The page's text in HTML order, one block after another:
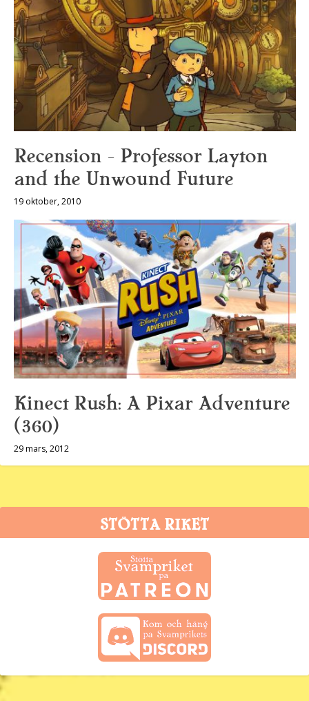
Recension — Professor Layton
and the Unwound Future
19 oktober, 2010
Kinect Rush: A Pixar Adventure
(360)
29 mars, 2012
STÖTTA RIKET